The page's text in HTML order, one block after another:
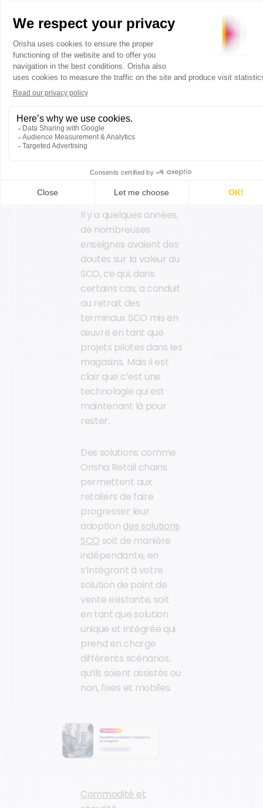
où les clients peuvent
commander et payer
des articles.
Ces terminaux sont
situés à l’écart de la
traditionnelle dans le
hall pour attirer les
n’entrent dans le
Il y a quelques années,
de nombreuses
enseignes avaient des
doutes sur la valeur du
SCO, ce qui, dans
certains cas, a conduit
au retrait des
terminaux SCO mis en
œuvre en tant que
projets pilotes dans les
magasins. Mais il est
clair que c’est une
technologie qui est
maintenant là pour
rester.
Des solutions comme
Orisha Retail chains
permettent aux
retailers de faire
progresser leur
adoption des solutions
SCO soit de manière
indépendante, en
s’intégrant à votre
solution de point de
vente existante, soit
en tant que solution
unique et intégrée qui
prend en charge
différents scénarios,
qu’ils soient assistés ou
non, fixes et mobiles.
Commodité et